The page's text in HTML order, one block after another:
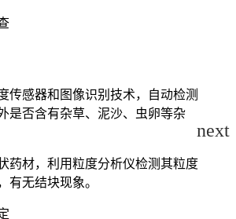
next
传感器和图像识别技术，自动检测
是否含有杂草、泥沙、虫卵等杂
药材，利用粒度分析仪检测其粒度
有无结块现象。